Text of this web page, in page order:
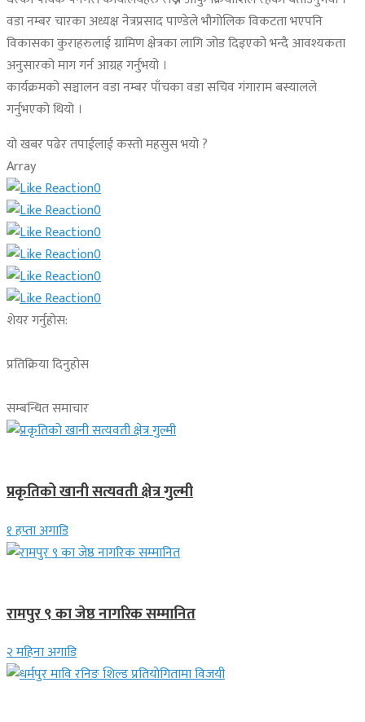
वडा नम्बर चारका अध्यक्ष नेत्रप्रसाद पाण्डेले भौगोलिक विकटता भएपनि
विकासका कुराहरुलाई ग्रामिण क्षेत्रका लागि जोड दिइएको भन्दै आवश्यकता
अनुसारको माग गर्न आग्रह गर्नुभयो ।
कार्यक्रमको सञ्चालन वडा नम्बर पाँचका वडा सचिव गंगाराम बस्यालले
गर्नुभएको थियो ।
यो खबर पढेर तपाईलाई कस्तो महसुस भयो ?
Array
0
0
0
0
0
0
शेयर गर्नुहोस:
प्रतिक्रिया दिनुहोस
सम्बन्धित समाचार
प्रकृतिको खानी सत्यवती क्षेत्र गुल्मी
१ हप्ता अगाडि
रामपुर ९ का जेष्ठ नागरिक सम्मानित
२ महिना अगाडि